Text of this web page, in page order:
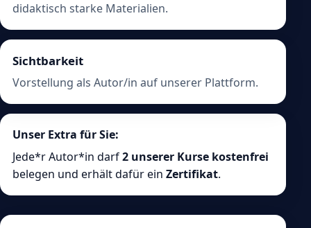
didaktisch starke Materialien.
Sichtbarkeit
Vorstellung als Autor/in auf unserer Plattform.
Unser Extra für Sie:
Jede*r Autor*in darf2 unserer Kurse kostenfrei
belegen und erhält dafür ein Zertifikat.